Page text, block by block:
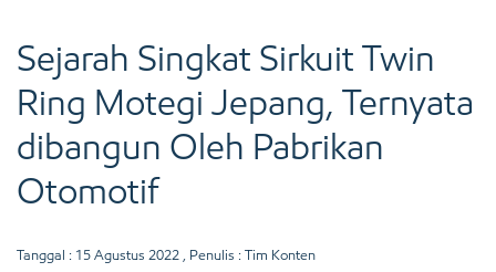
Sejarah Singkat Sirkuit Twin
Ring Motegi Jepang, Ternyata
dibangun Oleh Pabrikan
Otomotif
Tanggal : 15 Agustus 2022 , Penulis : Tim Konten